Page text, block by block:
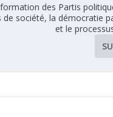
des Partis
société, la démocratie
et le